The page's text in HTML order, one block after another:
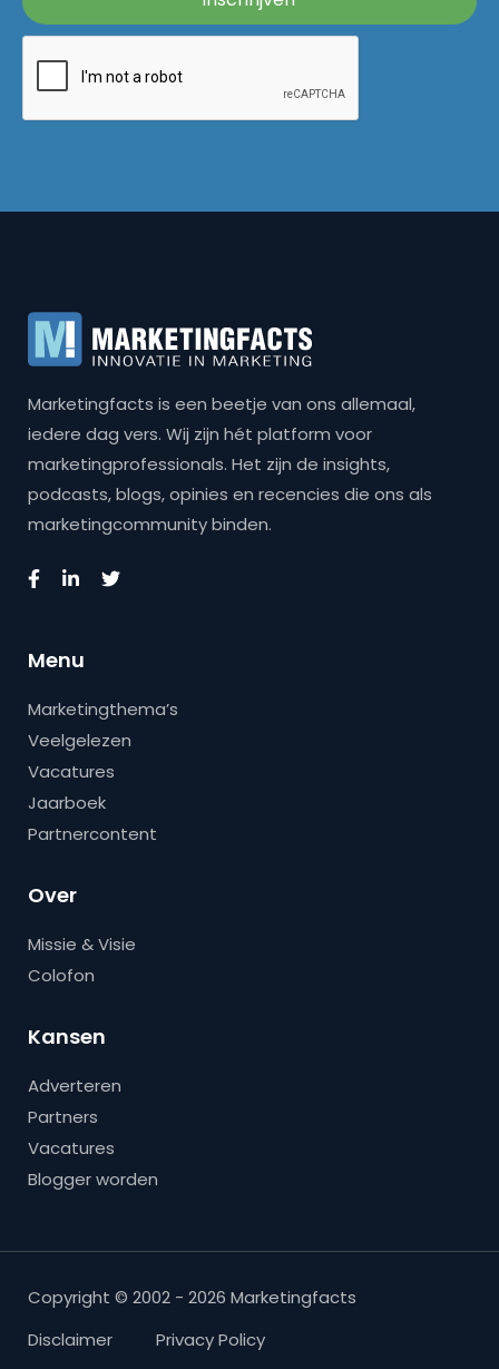
Marketingfacts is een beetje van ons allemaal,
iedere dag vers. Wij zijn hét platform voor
marketingprofessionals. Het zijn de insights,
podcasts, blogs, opinies en recencies die ons als
marketingcommunity binden.
Menu
Marketingthema’s
Veelgelezen
Vacatures
Jaarboek
Partnercontent
Over
Missie & Visie
Colofon
Kansen
Adverteren
Partners
Vacatures
Blogger worden
Copyright © 2002 - 2026 Marketingfacts
Disclaimer
Privacy Policy